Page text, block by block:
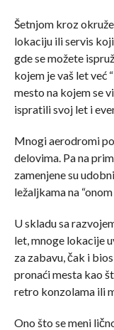
Šetnjom kroz
lokaciju ili servis
gde se možete
kojem je vaš let već
mesto na kojem se
ispratili svoj let i
Mnogi aerodromi
delovima. Pa na
zamenjene su
ležaljkama na
U skladu sa
let, mnoge lokacije
za zabavu, čak i
pronaći mesta kao
retro konzolama ili
Ono što se meni